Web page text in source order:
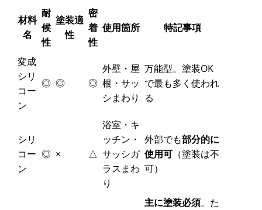
材料
名
耐
候
性
塗装適
性
密
着
性
使用箇所 特記事項
変成
シリ
コー
ン
◎ ◎ ◎
外壁・屋
根・サッ
シまわり
万能型。塗装OK
で最も多く使われ
る
シリ
コー
ン
◎ × △
浴室・キ
ッチン・
サッシガ
ラスまわ
り
外部でも部分的に
使用可 （塗装は不
可）
主に塗装必須。た